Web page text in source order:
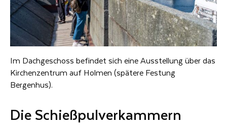
Im Dachgeschoss befindet sich eine Ausstellung über das
Kirchenzentrum auf Holmen (spätere Festung
Bergenhus).
Die Schießpulverkammern